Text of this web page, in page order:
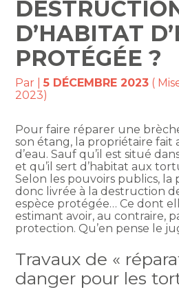
D’HABITAT
PROTÉGÉE ?
Par |5 DÉCEMBRE 2023 (
2023)
Pour faire réparer une
son étang, la propriétaire fait
d’eau. Sauf qu’il est situé
et qu’il sert d’habitat aux
Selon les pouvoirs publics, la
donc livrée à la destruction
espèce protégée… Ce dont
estimant avoir, au contraire,
protection. Qu’en pense le
Travaux de «
danger pour les